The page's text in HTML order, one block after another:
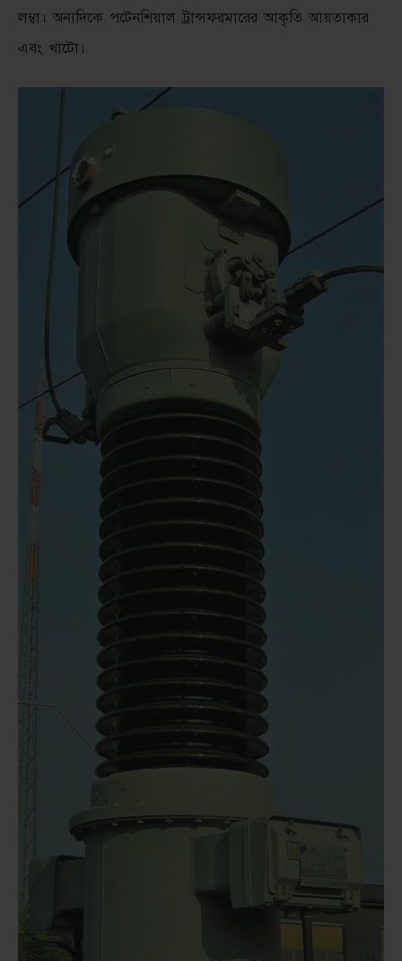
লম্বা। অন্যদিকে পটেনশিয়াল ট্রান্সফরমারের আকৃতি আয়তাকার
এবং খাটো।